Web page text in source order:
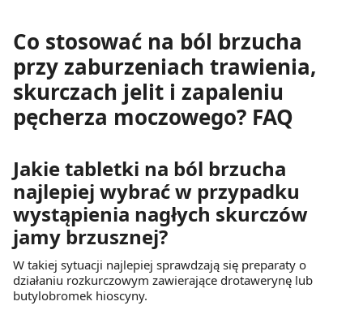
Co stosować na ból brzucha
przy zaburzeniach trawienia,
skurczach jelit i zapaleniu
pęcherza moczowego? FAQ
Jakie tabletki na ból brzucha
najlepiej wybrać w przypadku
wystąpienia nagłych skurczów
jamy brzusznej?
W takiej sytuacji najlepiej sprawdzają się preparaty o
działaniu rozkurczowym zawierające drotawerynę lub
butylobromek hioscyny.